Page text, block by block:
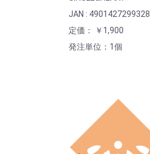
JAN : 4901427299328
定価： ￥1,900
発注単位：1個